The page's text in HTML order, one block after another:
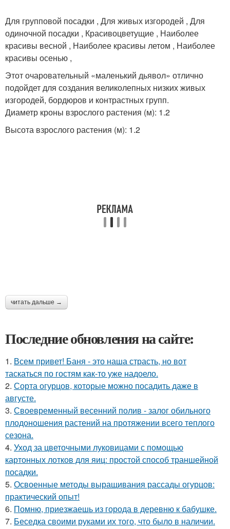
Для групповой посадки , Для живых изгородей , Для
одиночной посадки , Красивоцветущие , Наиболее
красивы весной , Наиболее красивы летом , Наиболее
красивы осенью ,
Этот очаровательный «маленький дьявол» отлично
подойдет для создания великолепных низких живых
изгородей, бордюров и контрастных групп.
Диаметр кроны взрослого растения (м): 1.2
Высота взрослого растения (м): 1.2
читать дальше →
Последние обновления на сайте:
1. Всем привет! Баня - это наша страсть, но вот
таскаться по гостям как-то уже надоело.
2. Сорта огурцов, которые можно посадить даже в
августе.
3. Своевременный весенний полив - залог обильного
плодоношения растений на протяжении всего теплого
сезона.
4. Уход за цветочными луковицами с помощью
картонных лотков для яиц: простой способ траншейной
посадки.
5. Освоенные методы выращивания рассады огурцов:
практический опыт!
6. Помню, приезжаешь из города в деревню к бабушке.
7. Беседка своими руками их того, что было в наличии.